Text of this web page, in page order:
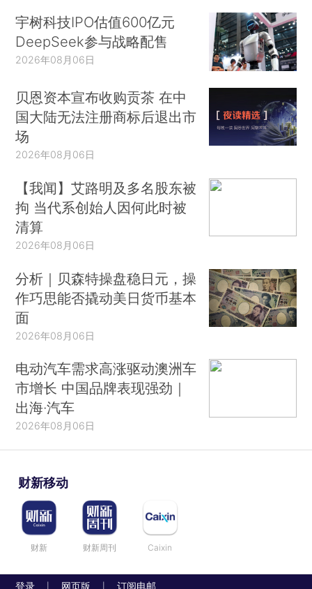
宇树科技IPO估值600亿元
DeepSeek参与战略配售
2026年08月06日
贝恩资本宣布收购贡茶 在中
国大陆无法注册商标后退出市
场
2026年08月06日
【我闻】艾路明及多名股东被
拘 当代系创始人因何此时被
清算
2026年08月06日
分析｜贝森特操盘稳日元，操
作巧思能否撬动美日货币基本
面
2026年08月06日
电动汽车需求高涨驱动澳洲车
市增长 中国品牌表现强劲｜
出海·汽车
2026年08月06日
财新移动
财新 财新周刊 Caixin
登录 网页版 订阅电邮